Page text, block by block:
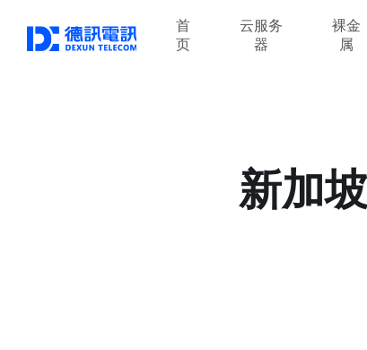
首
页
云服务
器
裸金
属
新加